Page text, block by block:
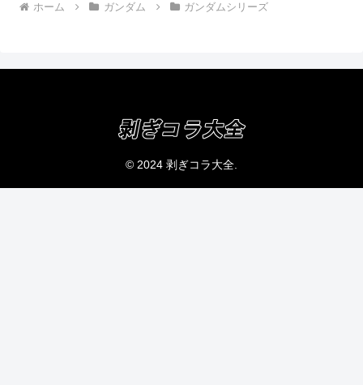
ホーム ガンダム ガンダムシリーズ
© 2024 剥ぎコラ大全.